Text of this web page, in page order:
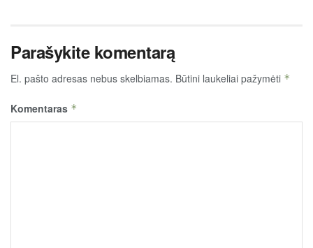
Parašykite komentarą
El. pašto adresas nebus skelbiamas. Būtini laukeliai pažymėti *
Komentaras *